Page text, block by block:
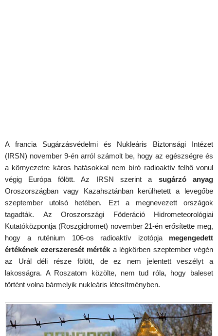
A francia Sugárzásvédelmi és Nukleáris Biztonsági Intézet
(IRSN) november 9-én arról számolt be, hogy az egészségre és
a környezetre káros hatásokkal nem bíró radioaktív felhő vonul
végig Európa fölött. Az IRSN szerint a sugárzó anyag
Oroszországban vagy Kazahsztánban kerülhetett a levegőbe
szeptember utolsó hetében. Ezt a megnevezett országok
tagadták. Az Oroszországi Föderáció Hidrometeorológiai
Kutatóközpontja (Roszgidromet) november 21-én erősítette meg,
hogy a ruténium 106-os radioaktív izotópja megengedett
értékének ezerszeresét mérték a légkörben szeptember végén
az Urál déli része fölött, de ez nem jelentett veszélyt a
lakosságra. A Roszatom közölte, nem tud róla, hogy baleset
történt volna bármelyik nukleáris létesítményben.